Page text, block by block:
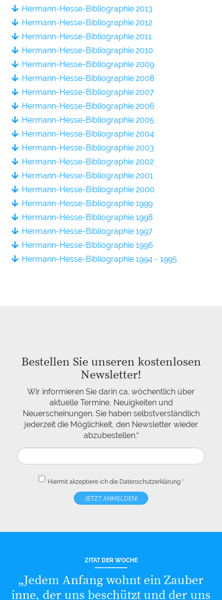
Hermann-Hesse-Bibliographie 2013
Hermann-Hesse-Bibliographie 2012
Hermann-Hesse-Bibliographie 2011
Hermann-Hesse-Bibliographie 2010
Hermann-Hesse-Bibliographie 2009
Hermann-Hesse-Bibliographie 2008
Hermann-Hesse-Bibliographie 2007
Hermann-Hesse-Bibliographie 2006
Hermann-Hesse-Bibliographie 2005
Hermann-Hesse-Bibliographie 2004
Hermann-Hesse-Bibliographie 2003
Hermann-Hesse-Bibliographie 2002
Hermann-Hesse-Bibliographie 2001
Hermann-Hesse-Bibliographie 2000
Hermann-Hesse-Bibliographie 1999
Hermann-Hesse-Bibliographie 1998
Hermann-Hesse-Bibliographie 1997
Hermann-Hesse-Bibliographie 1996
Hermann-Hesse-Bibliographie 1994 - 1995
Bestellen Sie unseren kostenlosen
Newsletter!
Wir informieren Sie darin ca. wöchentlich über
aktuelle Termine, Neuigkeiten und
Neuerscheinungen. Sie haben selbstverständlich
jederzeit die Möglichkeit, den Newsletter wieder
abzubestellen.“
Hiermit akzeptiere ich die Datenschutzerklärung*
ZITAT DER WOCHE
„Jedem Anfang wohnt ein Zauber
inne, der uns beschützt und der uns